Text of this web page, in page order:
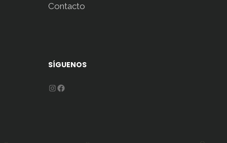
Contacto
SÍGUENOS
Instagram
Facebook